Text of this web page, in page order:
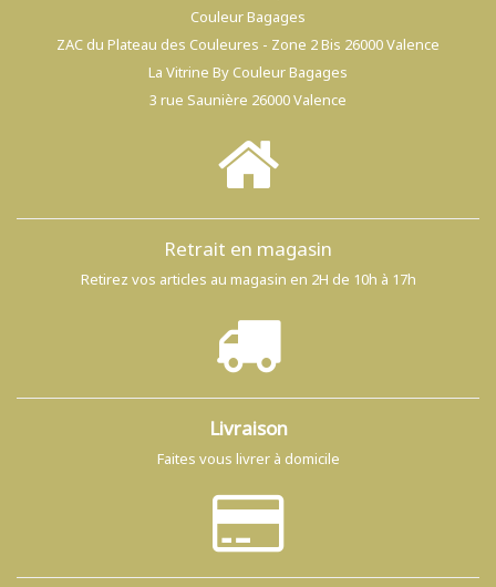
Couleur Bagages
ZAC du Plateau des Couleures - Zone 2 Bis 26000 Valence
La Vitrine By Couleur Bagages
3 rue Saunière 26000 Valence
Retrait en magasin
Retirez vos articles au magasin en 2H de 10h à 17h
Livraison
Faites vous livrer à domicile